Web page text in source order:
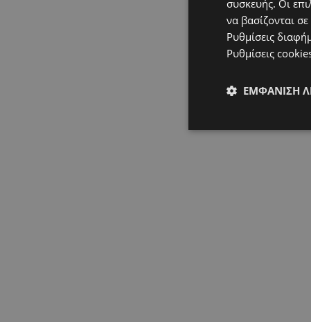
συσκευής. Οι
να βασίζονται
Ρυθμίσεις
Ρυθμίσεις
ΕΜΦΆΝΙΣΗ